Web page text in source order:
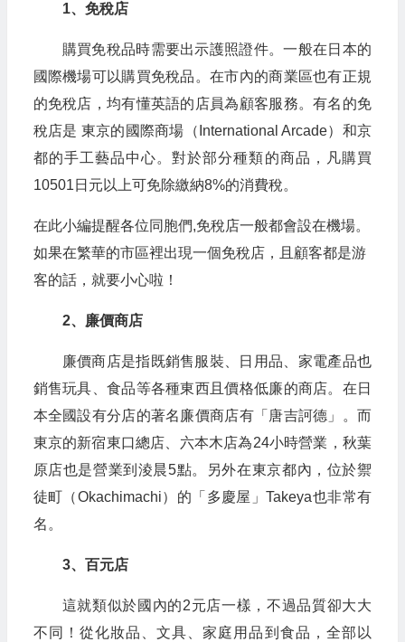
1、免稅店
購買免稅品時需要出示護照證件。一般在日本的
國際機場可以購買免稅品。在市內的商業區也有正規
的免稅店，均有懂英語的店員為顧客服務。有名的免
稅店是 東京的國際商場（International Arcade）和京
都的手工藝品中心。對於部分種類的商品，凡購買
10501日元以上可免除繳納8%的消費稅。
在此小編提醒各位同胞們,免稅店一般都會設在機場。
如果在繁華的市區裡出現一個免稅店，且顧客都是游
客的話，就要小心啦！
2、廉價商店
廉價商店是指既銷售服裝、日用品、家電產品也
銷售玩具、食品等各種東西且價格低廉的商店。在日
本全國設有分店的著名廉價商店有「唐吉訶德」。而
東京的新宿東口總店、六本木店為24小時營業，秋葉
原店也是營業到淩晨5點。另外在東京都內，位於禦
徒町（Okachimachi）的「多慶屋」Takeya也非常有
名。
3、百元店
這就類似於國內的2元店一樣，不過品質卻大大
不同！從化妝品、文具、家庭用品到食品，全部以